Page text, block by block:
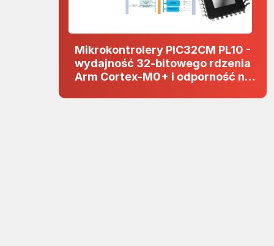
Mikrokontrolery PIC32CM PL10 -
wydajność 32-bitowego rdzenia
Arm Cortex-M0+ i odporność na